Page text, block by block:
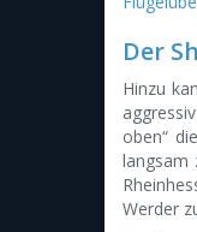
Der
Hinzu
oben“
langsam
Werder